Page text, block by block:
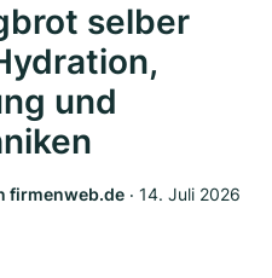
selber
und
firmenweb.de ‧ 14. Juli 2026